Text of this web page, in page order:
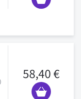
58,40 €